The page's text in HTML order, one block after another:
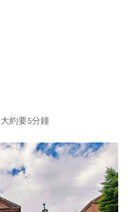
約要5分鐘